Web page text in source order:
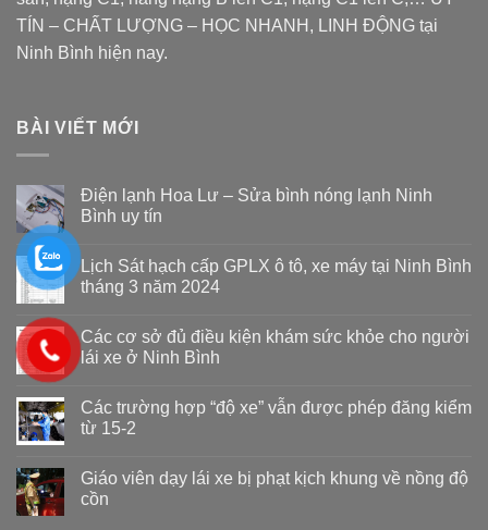
TÍN – CHẤT LƯỢNG – HỌC NHANH, LINH ĐỘNG tại
Ninh Bình hiện nay.
BÀI VIẾT MỚI
Điện lạnh Hoa Lư – Sửa bình nóng lạnh Ninh
Bình uy tín
Lịch Sát hạch cấp GPLX ô tô, xe máy tại Ninh Bình
tháng 3 năm 2024
Các cơ sở đủ điều kiện khám sức khỏe cho người
lái xe ở Ninh Bình
Các trường hợp “độ xe” vẫn được phép đăng kiểm
từ 15-2
Giáo viên dạy lái xe bị phạt kịch khung về nồng độ
cồn